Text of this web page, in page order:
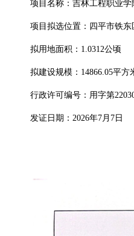
项目名称：吉林工程职业
项目拟选位置：四平市铁
拟用地面积：1.0312公顷
拟建设规模：14866.05平方
行政许可编号：用字第
发证日期：2026年7月7日